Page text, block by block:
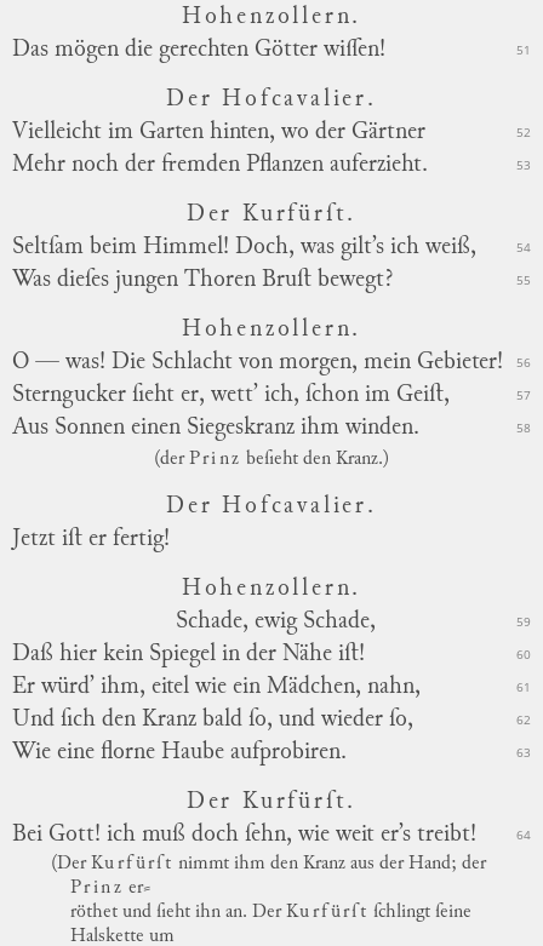
Hohenzollern.
Das mögen die gerechten Götter wiſſen!
51
Der Hofcavalier.
Vielleicht im Garten hinten, wo der Gärtner
52
Mehr noch der fremden Pflanzen auferzieht. 53
Der Kurfürſt.
Seltſam beim Himmel! Doch, was gilt’s ich weiß,
54
Was dieſes jungen Thoren Bruſt bewegt? 55
Hohenzollern.
O — was! Die Schlacht von morgen, mein Gebieter!
56
Sterngucker ſieht er, wett’ ich, ſchon im Geiſt, 57
Aus Sonnen einen Siegeskranz ihm winden. 58
(derPrinz beſieht den Kranz.)
Der Hofcavalier.
Jetzt iſt er fertig!
Hohenzollern.
Schade, ewig Schade,
59
Daß hier kein Spiegel in der Nähe iſt! 60
Er würd’ ihm, eitel wie ein Mädchen, nahn, 61
Und ſich den Kranz bald ſo, und wieder ſo, 62
Wie eine florne Haube aufprobiren. 63
Der Kurfürſt.
Bei Gott! ich muß doch ſehn, wie weit er’s treibt!
64
(DerKurfürſt nimmt ihm den Kranz aus der Hand; der
Prinz er⸗
röthet und ſieht ihn an. DerKurfürſt ſchlingt ſeine
Halskette um